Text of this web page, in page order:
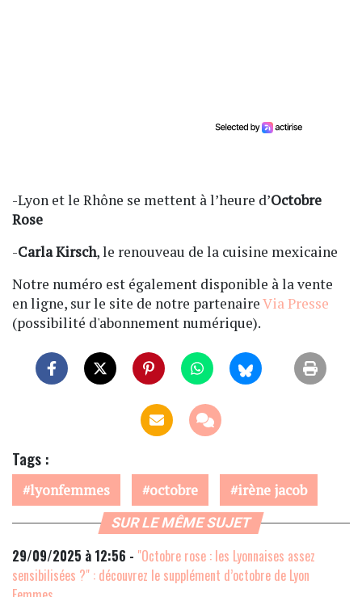
-Lyon et le Rhône se mettent à l’heure d’Octobre
Rose
-Carla Kirsch, le renouveau de la cuisine mexicaine
Notre numéro est également disponible à la vente
en ligne, sur le site de notre partenaireVia Presse
(possibilité d'abonnement numérique).
Tags :
lyonfemmes octobre irène jacob
SUR LE MÊME SUJET
29/09/2025 à 12:56 - "Octobre rose : les Lyonnaises assez
sensibilisées ?" : découvrez le supplément d’octobre de Lyon